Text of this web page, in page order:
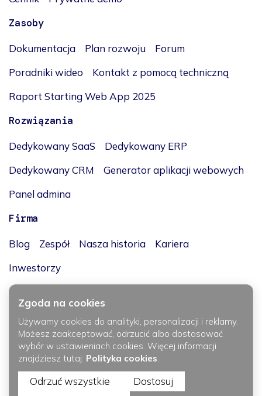
Zasoby
Dokumentacja Plan rozwoju
Forum
Poradniki wideo
Kontakt z pomocą techniczną
Raport Starting Web App 2025
Rozwiązania
Dedykowany SaaS
Dedykowany ERP
Dedykowany CRM
Generator aplikacji webowych
Panel admina
Firma
Blog Zespół Nasza historia
Kariera
Inwestorzy
© 2014-2026 Flatlogic, LLC. Wszelkie prawa zastrzeżone.
Zgoda na cookies
Używamy cookies do analityki, personalizacji i reklamy.
Możesz zaakceptować, odrzucić albo dostosować
wybór w ustawieniach cookies. Więcej informacji
znajdziesz tutaj: Polityka cookies.
Odrzuć wszystkie
Dostosuj